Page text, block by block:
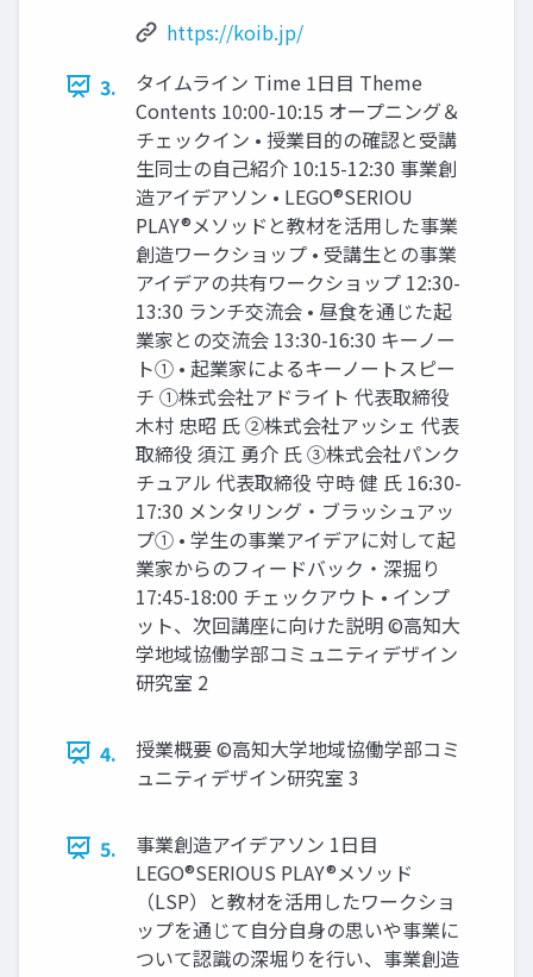
https://koib.jp/
3.
タイムライン Time 1日目 Theme
Contents 10:00-10:15 オープニング＆
チェックイン • 授業目的の確認と受講
生同士の自己紹介 10:15-12:30 事業創
造アイデアソン • LEGO®SERIOU
PLAY®メソッドと教材を活用した事業
創造ワークショップ • 受講生との事業
アイデアの共有ワークショップ 12:30-
13:30 ランチ交流会 • 昼食を通じた起
業家との交流会 13:30-16:30 キーノー
ト① • 起業家によるキーノートスピー
チ ①株式会社アドライト 代表取締役
木村 忠昭 氏 ②株式会社アッシェ 代表
取締役 須江 勇介 氏 ③株式会社パンク
チュアル 代表取締役 守時 健 氏 16:30-
17:30 メンタリング・ブラッシュアッ
プ① • 学生の事業アイデアに対して起
業家からのフィードバック・深掘り
17:45-18:00 チェックアウト • インプ
ット、次回講座に向けた説明 ©高知大
学地域協働学部コミュニティデザイン
研究室 2
4.
授業概要 ©高知大学地域協働学部コミ
ュニティデザイン研究室 3
5.
事業創造アイデアソン 1日目
LEGO®SERIOUS PLAY®メソッド
（LSP）と教材を活用したワークショ
ップを通じて自分自身の思いや事業に
ついて認識の深堀りを行い、事業創造